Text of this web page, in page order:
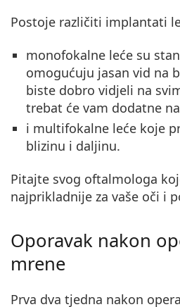
Postoje različiti implantati
monofokalne leće su
omogućuju jasan vid na
biste dobro vidjeli na
trebat će vam dodatne
i multifokalne leće koje
blizinu i daljinu.
Pitajte svog oftalmologa
najprikladnije za vaše oči i
Oporavak nakon
mrene
Prva dva tjedna nakon